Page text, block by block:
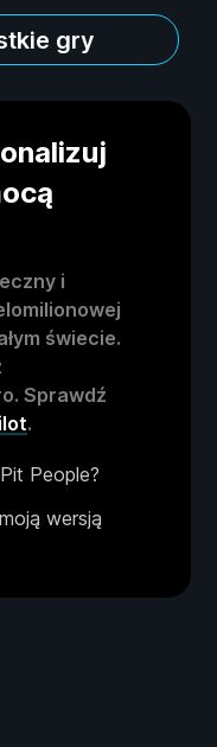
gry
i
świecie.
Sprawdź
.
People?
wersją